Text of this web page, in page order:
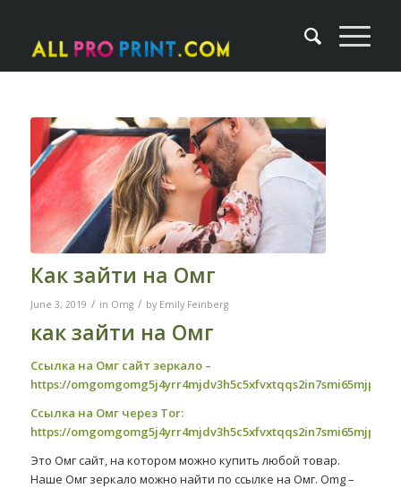
Как зайти на Омг
June 3, 2019 / in Omg / by Emily Feinberg
как зайти на Омг
Ссылка на Омг сайт зеркало –
https://
Ссылка на Омг через Tor:
https://
Это Омг сайт, на котором можно купить любой товар.
Наше Омг зеркало можно найти по ссылке на Омг. Omg –